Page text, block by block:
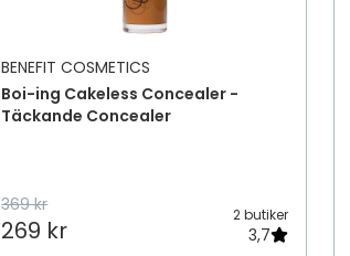
BENEFIT COSMETICS
Boi-ing Cakeless Concealer -
Täckande Concealer
369 kr
269 kr
2 butiker
3,7